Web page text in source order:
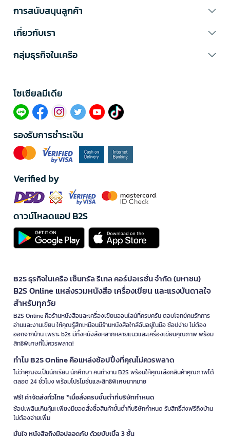
การสนับสนุนลูกค้า
เกี่ยวกับเรา
กลุ่มธุรกิจในเครือ
โซเซียลมีเดีย​
รองรับการชำระเงิน
Verified by
ดาวน์โหลดแอป B2S
B2S ธุรกิจในเครือ เซ็นทรัล รีเทล คอร์ปอเรชั่น จำกัด (มหาชน)
B2S Online แหล่งรวมหนังสือ เครื่องเขียน และแรงบันดาลใจ
สำหรับทุกวัย
B2S Online คือร้านหนังสือและเครื่องเขียนออนไลน์ที่ครบครัน ตอบโจทย์คนรักการ
อ่านและงานเขียน ให้คุณรู้สึกเหมือนมีร้านหนังสือใกล้ฉันอยู่ในมือ ช้อปง่าย ไม่ต้อง
ออกจากบ้าน เพราะ b2s มีทั้งหนังสือหลากหลายแนวและเครื่องเขียนคุณภาพ พร้อม
สิทธิพิเศษที่ไม่ควรพลาด!
ทำไม B2S Online คือแหล่งช้อปปิ้งที่คุณไม่ควรพลาด
ไม่ว่าคุณจะเป็นนักเรียน นักศึกษา คนทำงาน B2S พร้อมให้คุณเลือกสินค้าคุณภาพได้
ตลอด 24 ชั่วโมง พร้อมโปรโมชั่นและสิทธิพิเศษมากมาย
ฟรี! ค่าจัดส่งทั่วไทย *เมื่อสั่งครบขั้นต่ำที่บริษัทกำหนด
ช้อปเพลินเกินคุ้ม! เพียงมียอดสั่งซื้อสินค้าขั้นต่ำที่บริษัทกำหนด รับสิทธิ์ส่งฟรีถึงบ้าน
ไม่ต้องจ่ายเพิ่ม
มั่นใจ หนังสือถึงมือปลอดภัย ด้วยบับเบิ้ล 3 ชั้น